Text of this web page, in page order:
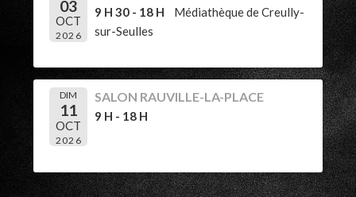
03
OCT
2026
9 H 30 - 18 H
Médiathèque de Creully-
sur-Seulles
DIM
11
OCT
2026
SALON RAUVILLE-LA-PLACE
9 H - 18 H